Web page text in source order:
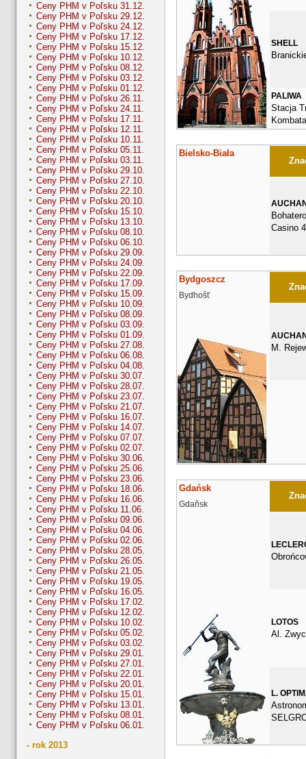
Ceny PHM v Poľsku 31.12.
Ceny PHM v Poľsku 29.12.
Ceny PHM v Poľsku 24.12.
Ceny PHM v Poľsku 17.12.
Ceny PHM v Poľsku 15.12.
Ceny PHM v Poľsku 10.12.
Ceny PHM v Poľsku 08.12.
Ceny PHM v Poľsku 03.12.
Ceny PHM v Poľsku 01.12.
Ceny PHM v Poľsku 26.11.
Ceny PHM v Poľsku 24.11.
Ceny PHM v Poľsku 17.11.
Ceny PHM v Poľsku 12.11.
Ceny PHM v Poľsku 10.11.
Ceny PHM v Poľsku 05.11.
Ceny PHM v Poľsku 03.11.
Ceny PHM v Poľsku 29.10.
Ceny PHM v Poľsku 27.10.
Ceny PHM v Poľsku 22.10.
Ceny PHM v Poľsku 20.10.
Ceny PHM v Poľsku 15.10.
Ceny PHM v Poľsku 13.10.
Ceny PHM v Poľsku 08.10.
Ceny PHM v Poľsku 06.10.
Ceny PHM v Poľsku 29.09.
Ceny PHM v Poľsku 24.09.
Ceny PHM v Poľsku 22.09.
Ceny PHM v Poľsku 17.09.
Ceny PHM v Poľsku 15.09.
Ceny PHM v Poľsku 10.09.
Ceny PHM v Poľsku 08.09.
Ceny PHM v Poľsku 03.09.
Ceny PHM v Poľsku 01.09.
Ceny PHM v Poľsku 27.08.
Ceny PHM v Poľsku 06.08.
Ceny PHM v Poľsku 04.08.
Ceny PHM v Poľsku 30.07.
Ceny PHM v Poľsku 28.07.
Ceny PHM v Poľsku 23.07.
Ceny PHM v Poľsku 21.07.
Ceny PHM v Poľsku 16.07.
Ceny PHM v Poľsku 14.07.
Ceny PHM v Poľsku 07.07.
Ceny PHM v Poľsku 02.07.
Ceny PHM v Poľsku 30.06.
Ceny PHM v Poľsku 25.06.
Ceny PHM v Poľsku 23.06.
Ceny PHM v Poľsku 18.06.
Ceny PHM v Poľsku 16.06.
Ceny PHM v Poľsku 11.06.
Ceny PHM v Poľsku 09.06.
Ceny PHM v Poľsku 04.06.
Ceny PHM v Poľsku 02.06.
Ceny PHM v Poľsku 28.05.
Ceny PHM v Poľsku 26.05.
Ceny PHM v Poľsku 21.05.
Ceny PHM v Poľsku 19.05.
Ceny PHM v Poľsku 16.05.
Ceny PHM v Poľsku 17.02.
Ceny PHM v Poľsku 12.02.
Ceny PHM v Poľsku 10.02.
Ceny PHM v Poľsku 05.02.
Ceny PHM v Poľsku 03.02.
Ceny PHM v Poľsku 29.01.
Ceny PHM v Poľsku 27.01.
Ceny PHM v Poľsku 22.01.
Ceny PHM v Poľsku 20.01.
Ceny PHM v Poľsku 15.01.
Ceny PHM v Poľsku 13.01.
Ceny PHM v Poľsku 08.01.
Ceny PHM v Poľsku 06.01.
- rok 2013
SHELL
PALIWA
Stacja
Bielsko-Biała
Casino
Bydgoszcz
Bydhošť
M.
Gdańsk
Gdaňsk
LOTOS
Al.
L.